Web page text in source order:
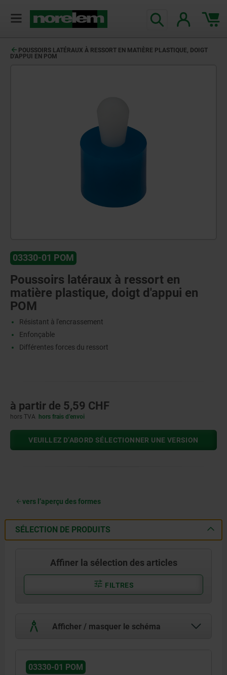
POUSSOIRS LATÉRAUX À RESSORT EN MATIÈRE PLASTIQUE, DOIGT
D'APPUI EN POM
03330-01 POM
Poussoirs latéraux à ressort en
matière plastique, doigt d'appui en
POM
Résistant à l'encrassement
Enfonçable
Différentes forces du ressort
à partir de 5,59 CHF
hors TVA hors frais d’envoi
VEUILLEZ D’ABORD SÉLECTIONNER UNE VERSION
vers l’aperçu des formes
SÉLECTION DE PRODUITS
Affiner la sélection des articles
FILTRES
Afficher / masquer le schéma
03330-01 POM